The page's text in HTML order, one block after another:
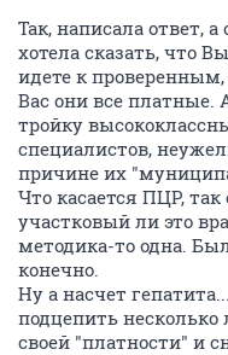
Так, написала ответ, а
хотела сказать, что
идете к
Вас они все платные.
тройку
специалистов,
причине их
Что касается ПЦР, так
участковый ли это
методика-то одна.
конечно.
Ну а насчет
подцепить несколько
своей "платности" и